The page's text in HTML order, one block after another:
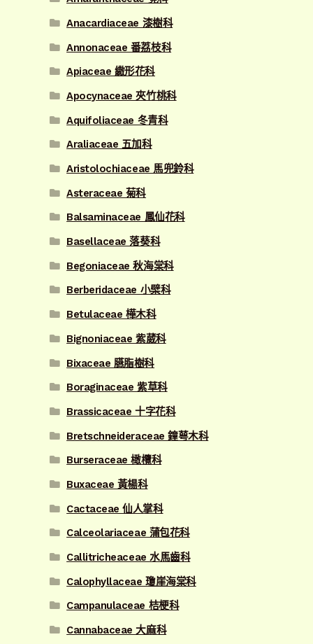
Anacardiaceae 漆樹科
Annonaceae 番荔枝科
Apiaceae 繖形花科
Apocynaceae 夾竹桃科
Aquifoliaceae 冬青科
Araliaceae 五加科
Aristolochiaceae 馬兜鈴科
Asteraceae 菊科
Balsaminaceae 鳳仙花科
Basellaceae 落葵科
Begoniaceae 秋海棠科
Berberidaceae 小檗科
Betulaceae 樺木科
Bignoniaceae 紫葳科
Bixaceae 臙脂樹科
Boraginaceae 紫草科
Brassicaceae 十字花科
Bretschneideraceae 鐘萼木科
Burseraceae 橄欖科
Buxaceae 黃楊科
Cactaceae 仙人掌科
Calceolariaceae 蒲包花科
Callitricheaceae 水馬齒科
Calophyllaceae 瓊崖海棠科
Campanulaceae 桔梗科
Cannabaceae 大麻科